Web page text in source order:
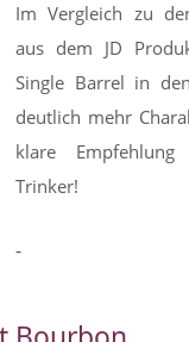
Im Vergleich zu
aus dem JD
Single Barrel in
deutlich mehr
klare
Trinker!
-